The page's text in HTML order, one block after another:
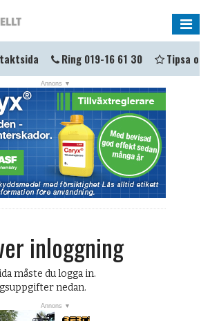
Ring 019-16 61 30 Tipsa oss
inloggning
måste du logga in.
nedan.